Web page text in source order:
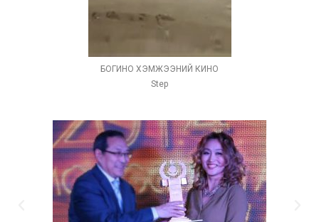
БОГИНО ХЭМЖЭЭНИЙ КИНО
Step